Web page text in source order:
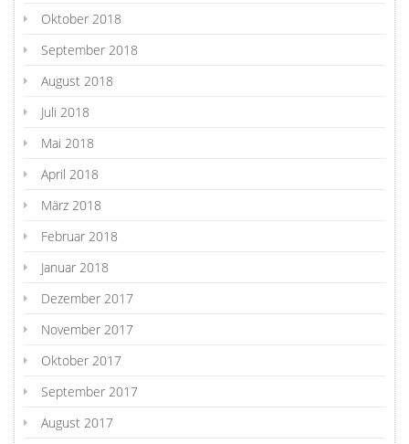
Oktober 2018
September 2018
August 2018
Juli 2018
Mai 2018
April 2018
März 2018
Februar 2018
Januar 2018
Dezember 2017
November 2017
Oktober 2017
September 2017
August 2017